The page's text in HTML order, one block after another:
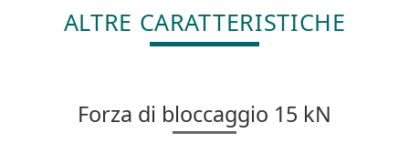
ALTRE CARATTERISTICHE
Forza di bloccaggio 15 kN